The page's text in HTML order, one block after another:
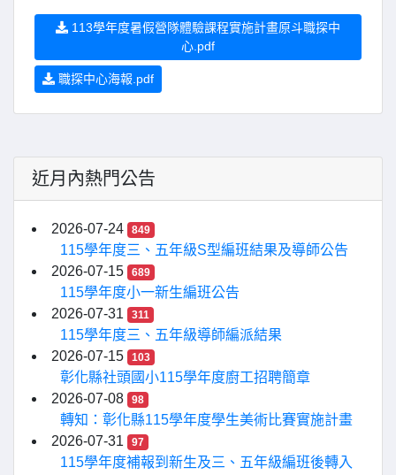
113學年度暑假營隊體驗課程實施計畫原斗職探中
心.pdf
職探中心海報.pdf
近月內熱門公告
2026-07-24 849
115學年度三、五年級S型編班結果及導師公告
2026-07-15
689
115學年度小一新生編班公告
2026-07-31
311
115學年度三、五年級導師編派結果
2026-07-15
103
彰化縣社頭國小115學年度廚工招聘簡章
2026-07-08
98
轉知：彰化縣115學年度學生美術比賽實施計畫
2026-07-31
97
115學年度補報到新生及三、五年級編班後轉入